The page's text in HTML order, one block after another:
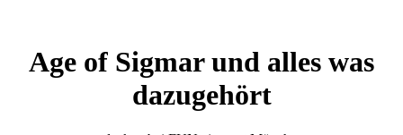
Age of Sigmar und alles was
dazugehört